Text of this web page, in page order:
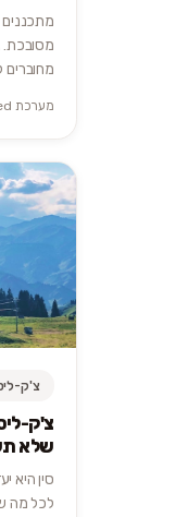
מתכננים
מחוברים
מערכת nRed
צ'ק-
שלא
סין היא